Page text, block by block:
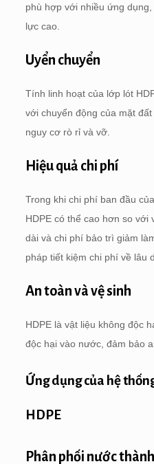
phù hợp với nhiều ứng
lực cao.
Uyển chuyển
Tính linh hoạt của lớp lót
với chuyển động của mặt
nguy cơ rò rỉ và vỡ.
Hiệu quả chi phí
Trong khi chi phí ban đầu
HDPE có thể cao hơn so với
dài và chi phí bảo trì giảm
pháp tiết kiệm chi phí về lâu
An toàn và vệ sinh
HDPE là vật liệu không độc
độc hại vào nước, đảm bảo
Ứng dụng của hệ
HDPE
Phân phối nước